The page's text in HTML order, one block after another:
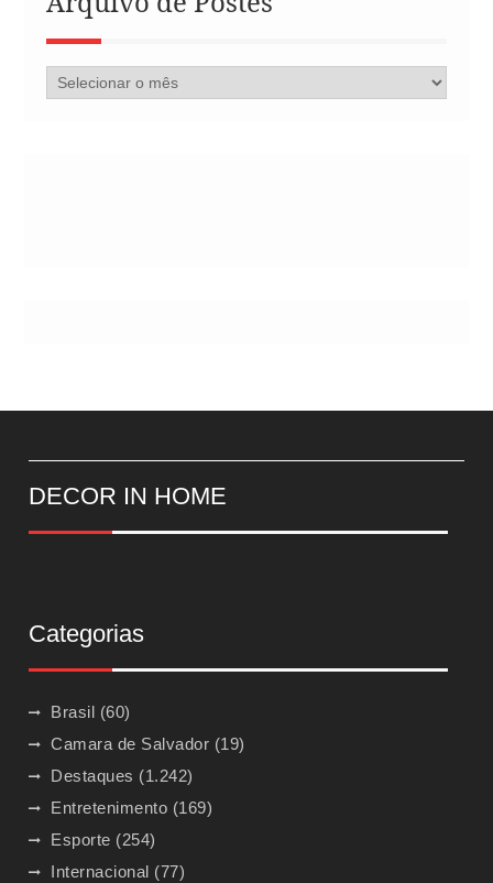
Arquivo
de
DECOR IN HOME
Categorias
Brasil (60)
Camara de Salvador (19)
Destaques (1.242)
Entretenimento (169)
Esporte (254)
Internacional (77)